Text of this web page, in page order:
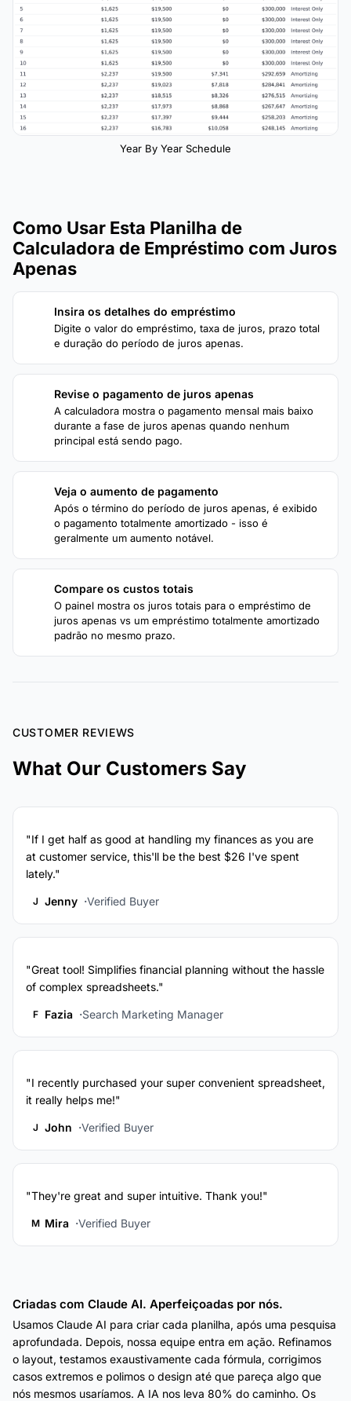
Year By Year Schedule
Como Usar Esta Planilha de
Calculadora de Empréstimo com Juros
Apenas
Insira os detalhes do empréstimo
Digite o valor do empréstimo, taxa de juros, prazo total
e duração do período de juros apenas.
Revise o pagamento de juros apenas
A calculadora mostra o pagamento mensal mais baixo
durante a fase de juros apenas quando nenhum
principal está sendo pago.
Veja o aumento de pagamento
Após o término do período de juros apenas, é exibido
o pagamento totalmente amortizado - isso é
geralmente um aumento notável.
Compare os custos totais
O painel mostra os juros totais para o empréstimo de
juros apenas vs um empréstimo totalmente amortizado
padrão no mesmo prazo.
CUSTOMER REVIEWS
What Our Customers Say
"If I get half as good at handling my finances as you are
at customer service, this'll be the best $26 I've spent
lately."
J Jenny Verified Buyer
"Great tool! Simplifies financial planning without the hassle
of complex spreadsheets."
F Fazia Search Marketing Manager
"I recently purchased your super convenient spreadsheet,
it really helps me!"
J John Verified Buyer
"They're great and super intuitive. Thank you!"
M Mira Verified Buyer
Criadas com Claude AI. Aperfeiçoadas por nós.
Usamos Claude AI para criar cada planilha, após uma pesquisa
aprofundada. Depois, nossa equipe entra em ação. Refinamos
o layout, testamos exaustivamente cada fórmula, corrigimos
casos extremos e polimos o design até que pareça algo que
nós mesmos usaríamos. A IA nos leva 80% do caminho. Os